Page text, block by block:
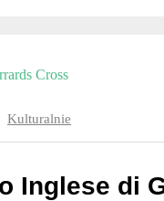
Kulturalnie
Inglese di